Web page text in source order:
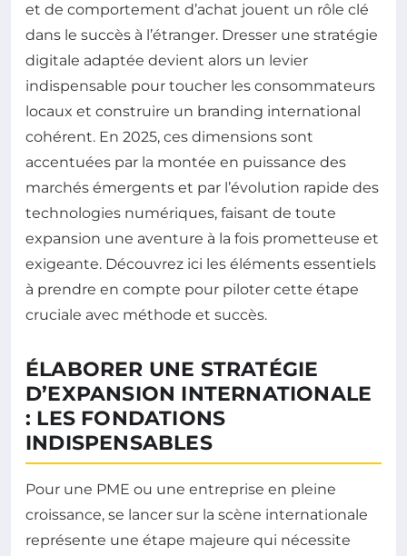
et de comportement d’achat jouent un rôle clé
dans le succès à l’étranger. Dresser une stratégie
digitale adaptée devient alors un levier
indispensable pour toucher les consommateurs
locaux et construire un branding international
cohérent. En 2025, ces dimensions sont
accentuées par la montée en puissance des
marchés émergents et par l’évolution rapide des
technologies numériques, faisant de toute
expansion une aventure à la fois prometteuse et
exigeante. Découvrez ici les éléments essentiels
à prendre en compte pour piloter cette étape
cruciale avec méthode et succès.
ÉLABORER UNE STRATÉGIE
D’EXPANSION INTERNATIONALE
: LES FONDATIONS
INDISPENSABLES
Pour une PME ou une entreprise en pleine
croissance, se lancer sur la scène internationale
représente une étape majeure qui nécessite